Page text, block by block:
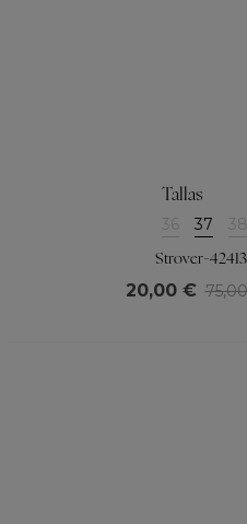
Tallas
36 37 38
Strover-
20,00 €